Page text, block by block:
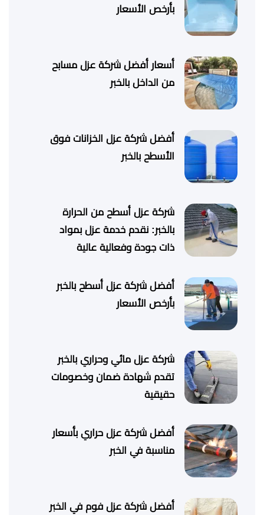
بأرخص الأسعار
أسعار أفضل شركة عزل مسابح
من الداخل بالخبر
أفضل شركة عزل الخزانات فوق
الأسطح بالخبر
شركة عزل أسطح من الحرارة
بالخبر: نقدم خدمة عزل بمواد
ذات جودة وفعالية عالية
أفضل شركة عزل أسطح بالخبر
بأرخص الأسعار
شركة عزل مائي وحراري بالخبر
تقدم شهادة ضمان وخصومات
حقيقية
أفضل شركة عزل حراري بأسعار
مناسبة في الخبر
أفضل شركة عزل فوم في الخبر